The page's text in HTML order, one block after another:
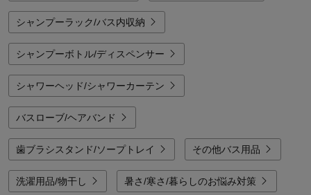
シャンプーラック/バス内収納
シャンプーボトル/ディスペンサー
シャワーヘッド/シャワーカーテン
バスローブ/ヘアバンド
歯ブラシスタンド/ソープトレイ その他バス用品
洗濯用品/物干し 暑さ/寒さ/暮らしのお悩み対策